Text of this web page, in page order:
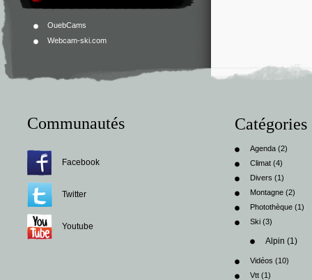
OuebCams
Webcam-ski.com
Communautés
Facebook
Twitter
Youtube
Catégories
Agenda (2)
Climat (4)
Divers (1)
Montagne (2)
Photothèque (1)
Ski (3)
Alpin (1)
Vidéos (10)
Vtt (1)